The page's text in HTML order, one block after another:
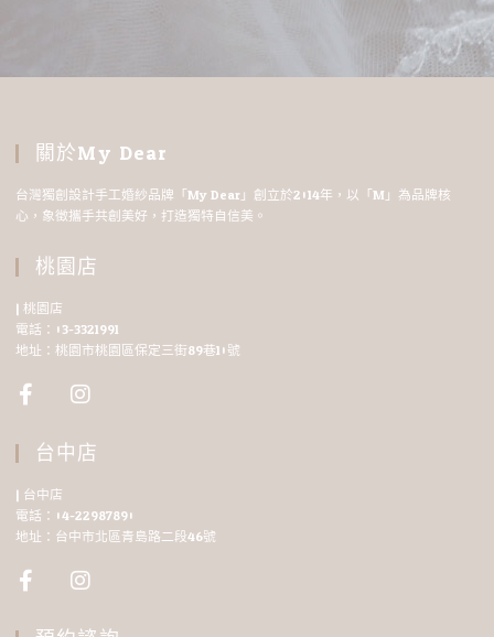
關於My Dear
台灣獨創設計手工婚紗品牌「My Dear」創立於2014年，以「M」為品牌核
心，象徵攜手共創美好，打造獨特自信美。
桃園店
| 桃園店
電話：03-3321991
地址：桃園市桃園區保定三街89巷10號
台中店
| 台中店
電話：04-22987890
地址：台中市北區青島路二段46號